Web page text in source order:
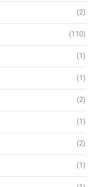
(2)
(110)
(1)
(1)
(2)
(1)
(2)
(1)